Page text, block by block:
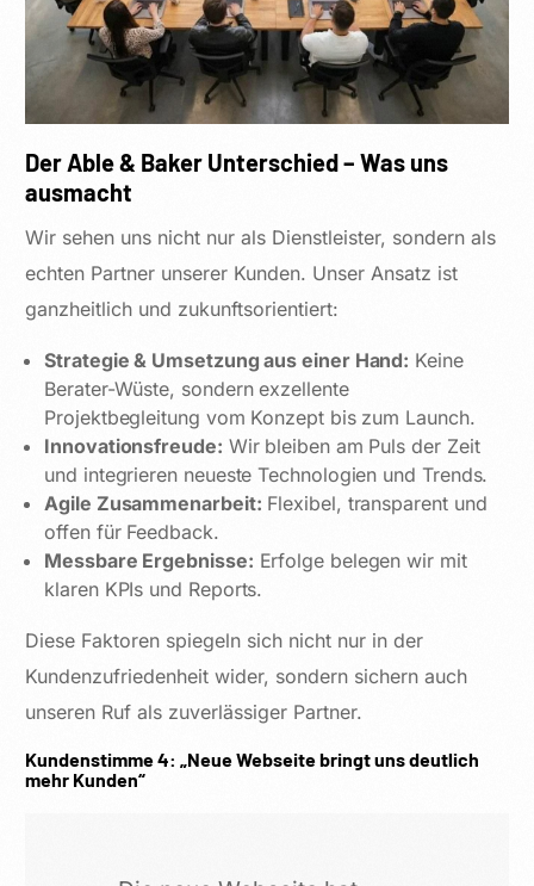
Der Able & Baker Unterschied – Was uns
ausmacht
Wir sehen uns nicht nur als Dienstleister, sondern als
echten Partner unserer Kunden. Unser Ansatz ist
ganzheitlich und zukunftsorientiert:
Strategie & Umsetzung aus einer Hand: Keine
Berater-Wüste, sondern exzellente
Projektbegleitung vom Konzept bis zum Launch.
Innovationsfreude: Wir bleiben am Puls der Zeit
und integrieren neueste Technologien und Trends.
Agile Zusammenarbeit: Flexibel, transparent und
offen für Feedback.
Messbare Ergebnisse: Erfolge belegen wir mit
klaren KPIs und Reports.
Diese Faktoren spiegeln sich nicht nur in der
Kundenzufriedenheit wider, sondern sichern auch
unseren Ruf als zuverlässiger Partner.
Kundenstimme 4: „Neue Webseite bringt uns deutlich
mehr Kunden“